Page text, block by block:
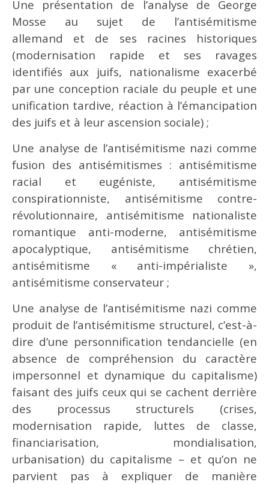
Une présentation de l’analyse de George
Mosse au sujet de l’antisémitisme
allemand et de ses racines historiques
(modernisation rapide et ses ravages
identifiés aux juifs, nationalisme exacerbé
par une conception raciale du peuple et une
unification tardive, réaction à l’émancipation
des juifs et à leur ascension sociale) ;
Une analyse de l’antisémitisme nazi comme
fusion des antisémitismes : antisémitisme
racial et eugéniste, antisémitisme
conspirationniste, antisémitisme contre-
révolutionnaire, antisémitisme nationaliste
romantique anti-moderne, antisémitisme
apocalyptique, antisémitisme chrétien,
antisémitisme « anti-impérialiste »,
antisémitisme conservateur ;
Une analyse de l’antisémitisme nazi comme
produit de l’antisémitisme structurel, c’est-à-
dire d’une personnification tendancielle (en
absence de compréhension du caractère
impersonnel et dynamique du capitalisme)
faisant des juifs ceux qui se cachent derrière
des processus structurels (crises,
modernisation rapide, luttes de classe,
financiarisation, mondialisation,
urbanisation) du capitalisme – et qu’on ne
parvient pas à expliquer de manière